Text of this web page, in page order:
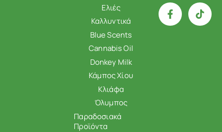
Ελιές
Καλλυντικά
Blue Scents
Cannabis Oil
Donkey Milk
Κάμπος Χίου
Κλιάφα
Όλυμπος
Παραδοσιακά
Προϊόντα